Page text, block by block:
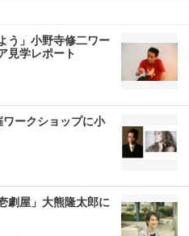
う」小野寺修二ワー
見学レポート
ワークショップに小
劇屋」大熊隆太郎に